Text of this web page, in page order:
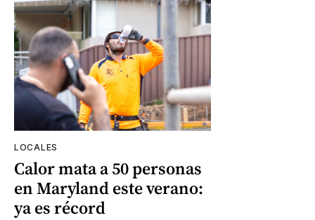
LOCALES
Calor mata a 50 personas
en Maryland este verano:
ya es récord